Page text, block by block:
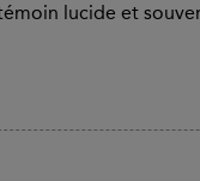
lucide et